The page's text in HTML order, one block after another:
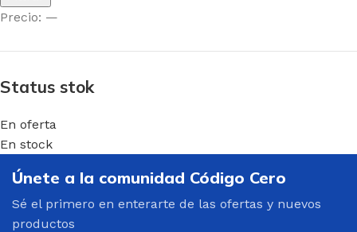
Precio: —
Status stok
En oferta
En stock
Únete a la comunidad Código Cero
Sé el primero en enterarte de las ofertas y nuevos
productos